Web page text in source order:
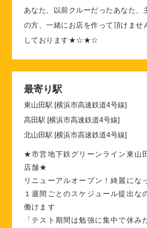
あなた、以前クルーだったあなた、
の方、一緒にお店を作って頂けませ
しております★☆★☆
最寄り駅
東山田駅 [横浜市高速鉄道4号線]
高田駅 [横浜市高速鉄道4号線]
北山田駅 [横浜市高速鉄道4号線]
★市営地下鉄グリーンライン東山
店舗★
リニューアルオープン！綺麗にな
１週間ごとのスケジュール提出な
働けます
「テスト期間は勉強に集中で休み